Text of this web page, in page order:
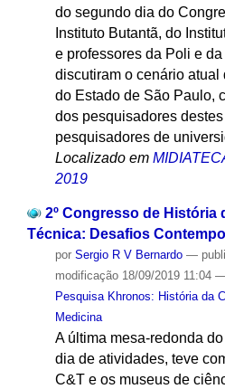
do segundo dia do
Instituto Butantã, do
e professores da Poli e
discutiram o cenário
do Estado de São Paulo,
dos pesquisadores
pesquisadores de
Localizado em
2019
2º Congresso de História
Técnica: Desafios
por Sergio R V Bernardo —
modificação18/09/2019 11:04 —
Pesquisa Khronos: História da
Medicina
A última mesa-redonda
dia de atividades, teve
C&T e os museus de